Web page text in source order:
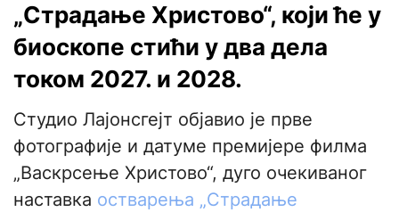
„Страдање Христово“, који ће у
биоскопе стићи у два дела
током 2027. и 2028.
Студио Лајонсгејт објавио је прве
фотографије и датуме премијере филма
„Васкрсење Христово“, дуго очекиваног
наставка остварења „Страдање